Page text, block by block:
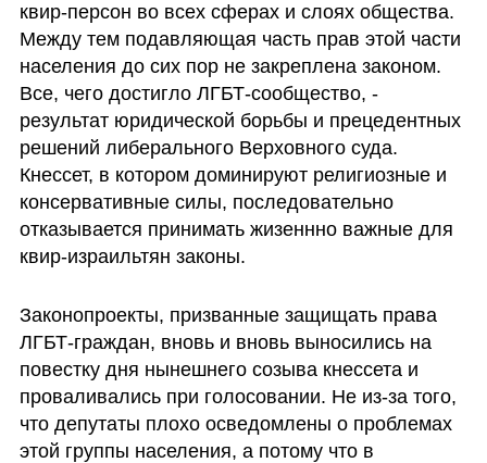
квир-персон во всех сферах и слоях общества.
Между тем подавляющая часть прав этой части
населения до сих пор не закреплена законом.
Все, чего достигло ЛГБТ-сообщество, -
результат юридической борьбы и прецедентных
решений либерального Верховного суда.
Кнессет, в котором доминируют религиозные и
консервативные силы, последовательно
отказывается принимать жизеннно важные для
квир-израильтян законы.
Законопроекты, призванные защищать права
ЛГБТ-граждан, вновь и вновь выносились на
повестку дня нынешнего созыва кнессета и
проваливались при голосовании. Не из-за того,
что депутаты плохо осведомлены о проблемах
этой группы населения, а потому что в